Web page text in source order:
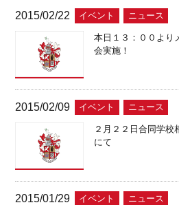
2015/02/22 イベント ニュース
本日１３：００より
会実施！
2015/02/09 イベント ニュース
２月２２日合同学校
にて
2015/01/29 イベント ニュース